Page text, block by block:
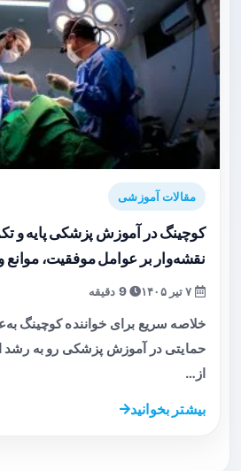
مقالات آموزشی
کوچینگ در آموزش پزشکی پایه و
نقشه‌وار بر عوامل موفقیت، موانع و
9 دقیقه
خلاصه سریع برای خواننده کوچینگ
حمایتی در آموزش پزشکی رو به
از…
بیشتر بخوانید